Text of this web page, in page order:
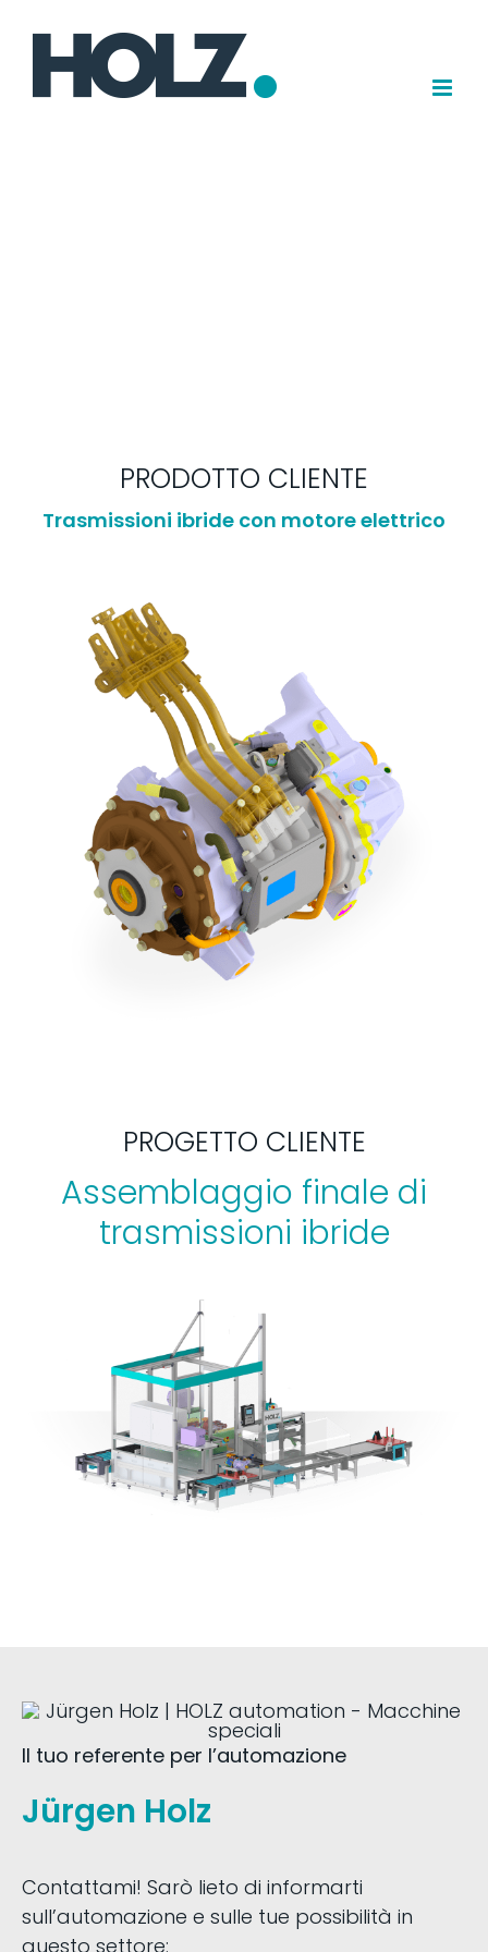
contenuto
PRODOTTO CLIENTE
Trasmissioni ibride con motore elettrico
PROGETTO CLIENTE
Assemblaggio finale di
trasmissioni ibride
Il tuo referente per l’automazione
Jürgen Holz
Contattami! Sarò lieto di informarti
sull’automazione e sulle tue possibilità in
questo settore: